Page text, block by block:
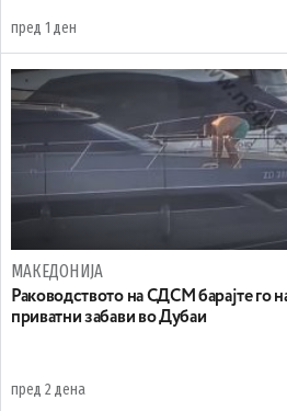
пред 1 ден
МАКЕДОНИЈА
Раководството на СДСМ барајте го
приватни забави во Дубаи
пред 2 дена